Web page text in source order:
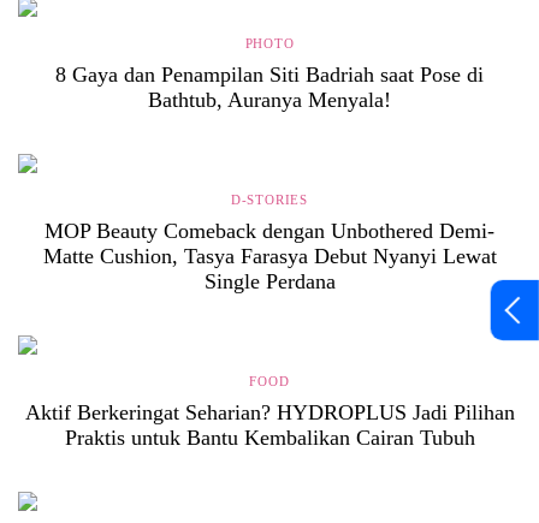
PHOTO
8 Gaya dan Penampilan Siti Badriah saat Pose di
Bathtub, Auranya Menyala!
D-STORIES
MOP Beauty Comeback dengan Unbothered Demi-
Matte Cushion, Tasya Farasya Debut Nyanyi Lewat
Single Perdana
FOOD
Aktif Berkeringat Seharian? HYDROPLUS Jadi Pilihan
Praktis untuk Bantu Kembalikan Cairan Tubuh